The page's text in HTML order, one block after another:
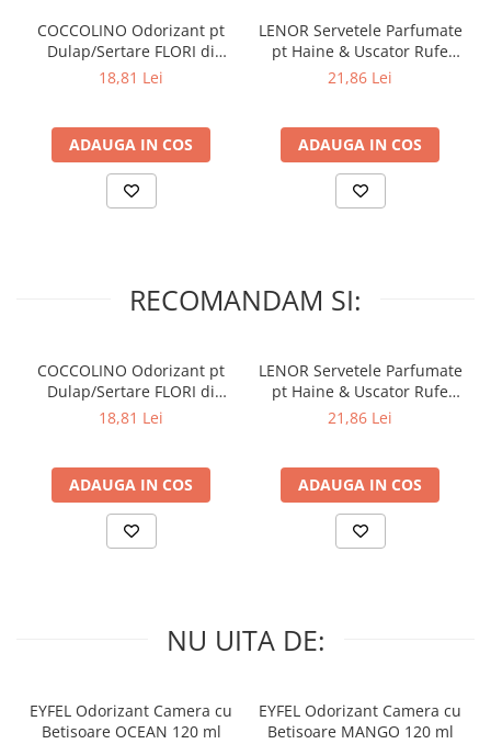
COCCOLINO Odorizant pt
Dulap/Sertare FLORI di
PRIMAVERA 3 buc
18,81 Lei
ADAUGA IN COS
LENOR Servetele Parfumate
pt Haine & Uscator Rufe
SPRING AWAKENING 34 buc
21,86 Lei
ADAUGA IN COS
RECOMANDAM SI:
COCCOLINO Odorizant pt
Dulap/Sertare FLORI di
PRIMAVERA 3 buc
18,81 Lei
ADAUGA IN COS
LENOR Servetele Parfumate
pt Haine & Uscator Rufe
SPRING AWAKENING 34 buc
21,86 Lei
ADAUGA IN COS
NU UITA DE:
EYFEL Odorizant Camera cu
Betisoare OCEAN 120 ml
EYFEL Odorizant Camera cu
Betisoare MANGO 120 ml